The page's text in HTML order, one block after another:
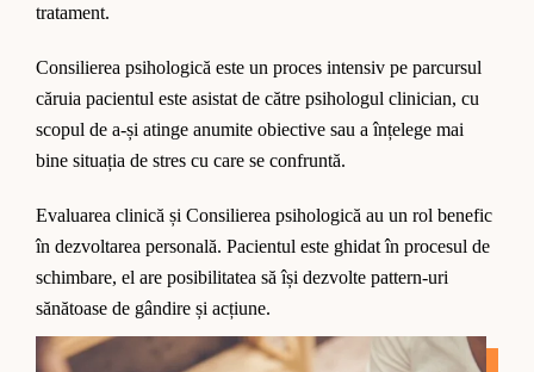
tratament.
Consilierea psihologică este un proces intensiv pe parcursul
căruia pacientul este asistat de către psihologul clinician, cu
scopul de a-și atinge anumite obiective sau a înțelege mai
bine situația de stres cu care se confruntă.
Evaluarea clinică și Consilierea psihologică au un rol benefic
în dezvoltarea personală. Pacientul este ghidat în procesul de
schimbare, el are posibilitatea să își dezvolte pattern-uri
sănătoase de gândire și acțiune.